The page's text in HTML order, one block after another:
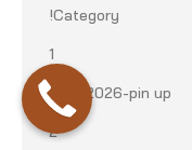
!Category
1
11.05.2026-pin up
2